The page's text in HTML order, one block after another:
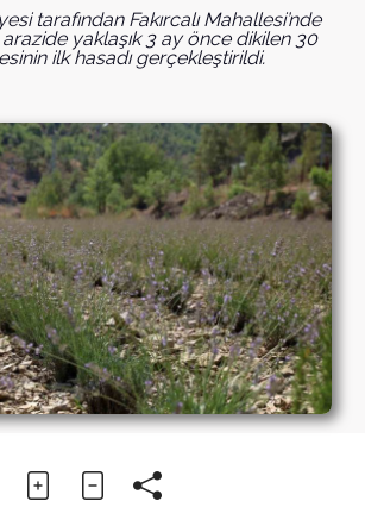
tarafından Fakırcalı Mahallesi’nde
yaklaşık 3 ay önce dikilen 30
ilk hasadı gerçekleştirildi.